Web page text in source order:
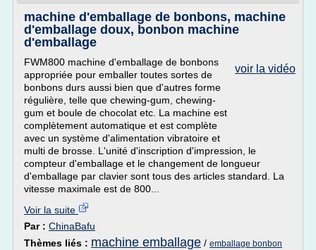
machine d'emballage de bonbons, machine
d'emballage doux, bonbon machine
d'emballage
voir la vidéo
FWM800 machine d'emballage de bonbons
appropriée pour emballer toutes sortes de
bonbons durs aussi bien que d'autres forme
régulière, telle que chewing-gum, chewing-
gum et boule de chocolat etc. La machine est
complètement automatique et est complète
avec un système d'alimentation vibratoire et
multi de brosse. L'unité d'inscription d'impression, le
compteur d'emballage et le changement de longueur
d'emballage par clavier sont tous des articles standard. La
vitesse maximale est de 800...
Voir la suite
Par : ChinaBafu
Thèmes liés : machine emballage / emballage bonbon